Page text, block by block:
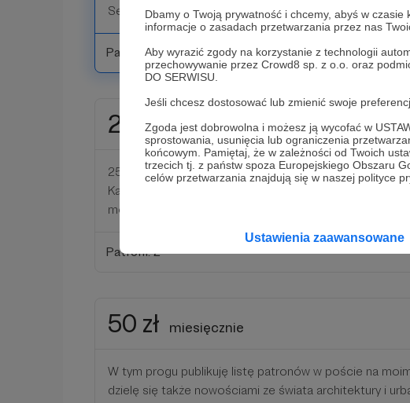
Dbamy o Twoją prywatność i chcemy, abyś w
informacje o zasadach przetwarzania przez nas
Aby wyrazić zgody na korzystanie z technologii
przechowywanie przez Crowd8 sp. z o.o. oraz
DO SERWISU.
Jeśli chcesz dostosować lub zmienić swoje
Zgoda jest dobrowolna i możesz ją wycofać w
sprostowania, usunięcia lub ograniczenia
końcowym. Pamiętaj, że w zależności od Twoich
trzecich tj. z państw spoza Europejskiego Obszaru
celów przetwarzania znajdują się w naszej polityce
Ustawienia zaawansowane
Serdeczne dzięki za wsparcie!
Patroni: 4
25 zł miesięcznie
25 złotych to jak postawienie mi pysznego obiadu,
Każdy z moich patronów-żywicieli zawiśnie na specjalnej
moim blogu.
Patroni: 2
50 zł miesięcznie
W tym progu publikuję listę patronów w poście na
dzielę się także nowościami ze świata architektury i